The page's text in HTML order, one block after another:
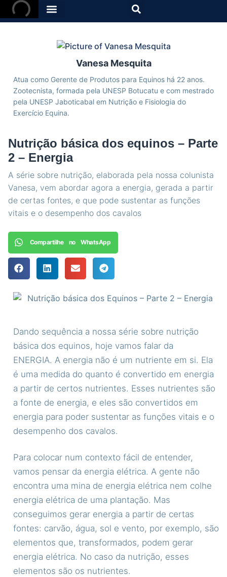
Vanesa Mesquita
Atua como Gerente de Produtos para Equinos há 22 anos.
Zootecnista, formada pela UNESP Botucatu e com mestrado
pela UNESP Jaboticabal em Nutrição e Fisiologia do
Exercício Equina.
Nutrição básica dos equinos – Parte
2 – Energia
A série sobre nutrição, elaborada pela nossa colunista
Vanesa, vem abordar agora a energia, gerada a partir
de certas fontes, e que pode sustentar as funções
vitais e o desempenho dos cavalos
Compartilhe no WhatsApp
Dando sequência a nossa série sobre nutrição
básica dos equinos, hoje vamos falar da
ENERGIA. A energia não é um nutriente em si. Ela
é uma medida do quanto é convertido em energia
a partir de certos nutrientes. Esses nutrientes são
a fonte de energia, e eles são convertidos em
energia para poder sustentar as funções vitais e o
desempenho dos cavalos.
Para colocar num contexto fácil de entender,
vamos pensar da energia elétrica. A gente não
encontra uma mina de energia elétrica nem colhe
energia elétrica de uma plantação. Mas
conseguimos gerar energia a partir de certas
fontes: carvão, água, sol e vento, por exemplo, são
elementos que, transformados, podem gerar
energia elétrica. No caso da nutrição, esses
elementos são os nutrientes.